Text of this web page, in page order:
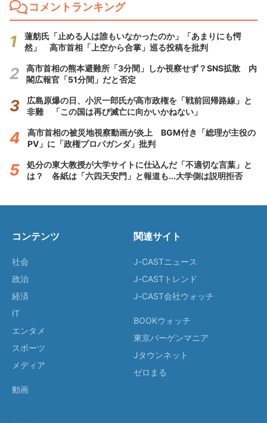
コメントランキング
蓮舫氏「止める人は誰もいなかったのか」「あまりにも愕
然」 高市首相「上空から合掌」巡る投稿を批判
高市首相の熊本避難所「3分間」しか視察せず？SNS拡散 内
閣広報官「51分間」だと否定
広島原爆の日、小沢一郎氏が高市政権を「戦前回帰路線」と
非難 「この国は再び滅亡に向かいかねない」
高市首相の被災地視察動画が炎上 BGM付き「総理が主役の
PV」に「政権プロパガンダ」批判
処分の東大教授が大学サイトに仕込んだ「不適切な言葉」と
は？ 各紙は「六四天安門」と報道も...大学側は説明拒否
コンテンツ
社会
政治
経済
IT
エンタメ
スポーツ
メディア
動画
関連サイト
J-CASTニュース
J-CASTトレンド
J-CAST会社ウォッチ
BOOKウォッチ
東京バーゲンマニア
Jタウンネット
ゼロまる